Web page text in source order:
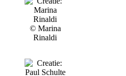
© Marina
Rinaldi